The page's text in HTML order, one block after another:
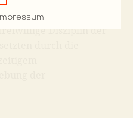
des militärischen
Disziplin der